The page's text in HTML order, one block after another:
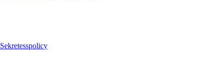
Sekretesspolicy